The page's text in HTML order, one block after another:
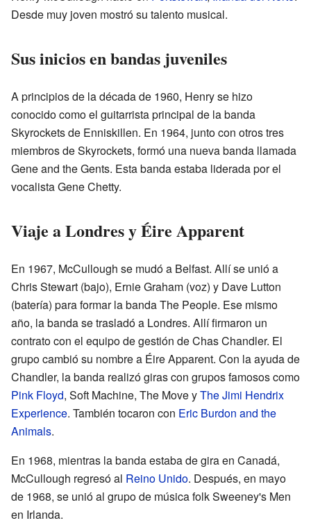
Desde muy joven mostró su talento musical.
Sus inicios en bandas juveniles
A principios de la década de 1960, Henry se hizo
conocido como el guitarrista principal de la banda
Skyrockets de Enniskillen. En 1964, junto con otros tres
miembros de Skyrockets, formó una nueva banda llamada
Gene and the Gents. Esta banda estaba liderada por el
vocalista Gene Chetty.
Viaje a Londres y Éire Apparent
En 1967, McCullough se mudó a Belfast. Allí se unió a
Chris Stewart (bajo), Ernie Graham (voz) y Dave Lutton
(batería) para formar la banda The People. Ese mismo
año, la banda se trasladó a Londres. Allí firmaron un
contrato con el equipo de gestión de Chas Chandler. El
grupo cambió su nombre a Éire Apparent. Con la ayuda de
Chandler, la banda realizó giras con grupos famosos como
Pink Floyd, Soft Machine, The Move yThe Jimi Hendrix
Experience. También tocaron con Eric Burdon and the
Animals.
En 1968, mientras la banda estaba de gira en Canadá,
McCullough regresó al Reino Unido. Después, en mayo
de 1968, se unió al grupo de música folk Sweeney's Men
en Irlanda.